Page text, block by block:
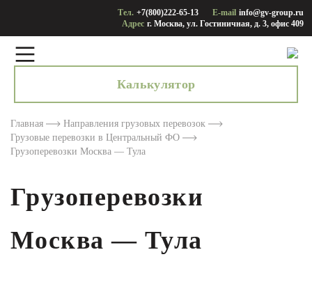
Тел. +7(800)222-65-13 E-mail info@gv-group.ru
Адрес г. Москва, ул. Гостиничная, д. 3, офис 409
Калькулятор
Главная
Направления грузовых перевозок
Грузовые перевозки в Центральный ФО
Грузоперевозки Москва — Тула
Грузоперевозки
Москва — Тула